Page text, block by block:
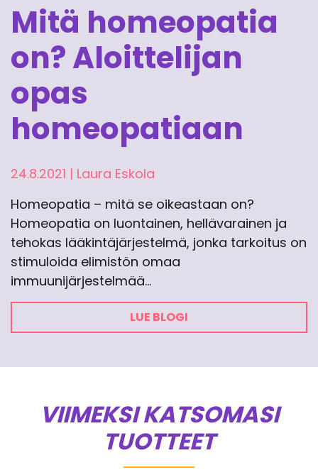
Mitä homeopatia
on? Aloittelijan
opas
homeopatiaan
24.8.2021 | Laura Eskola
Homeopatia – mitä se oikeastaan on?
Homeopatia on luontainen, hellävarainen ja
tehokas lääkintäjärjestelmä, jonka tarkoitus on
stimuloida elimistön omaa
immuunijärjestelmää…
LUE BLOGI
VIIMEKSI KATSOMASI
TUOTTEET